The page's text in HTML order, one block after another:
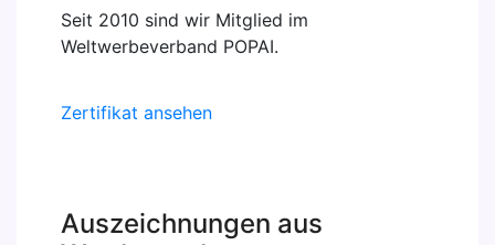
Seit 2010 sind wir Mitglied im
Weltwerbeverband POPAI.
Zertifikat ansehen
Auszeichnungen aus